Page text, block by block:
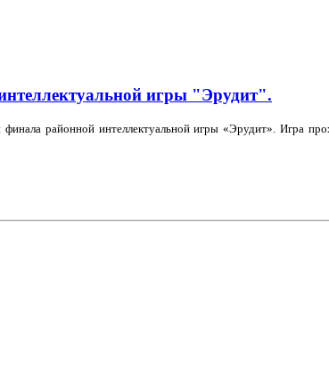
игры "Эрудит".
районной интеллектуальной игры «Эрудит».